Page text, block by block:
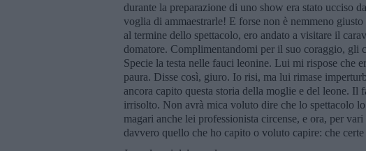
durante la preparazione di uno show era stato ucciso
voglia di ammaestrarle! E forse non è nemmeno
al termine dello spettacolo, ero andato a visitare il
domatore. Complimentandomi per il suo coraggio, gli
Specie la testa nelle fauci leonine. Lui mi rispose che
paura. Disse così, giuro. Io risi, ma lui rimase
ancora capito questa storia della moglie e del leone. Il
irrisolto. Non avrà mica voluto dire che lo spettacolo
magari anche lei professionista circense, e ora, per
davvero quello che ho capito o voluto capire: che